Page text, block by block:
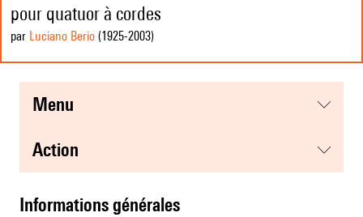
pour quatuor à cordes
par Luciano Berio (1925-2003)
menu
action
informations générales